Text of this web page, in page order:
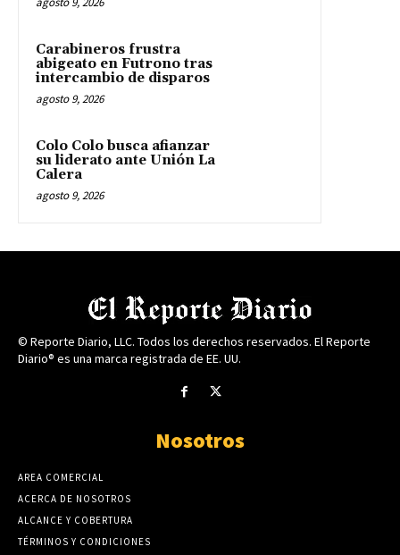
Carabineros frustra
abigeato en Futrono tras
intercambio de disparos
agosto 9, 2026
Colo Colo busca afianzar
su liderato ante Unión La
Calera
agosto 9, 2026
© Reporte Diario, LLC. Todos los derechos reservados. El Reporte
Diario® es una marca registrada de EE. UU.
Nosotros
AREA COMERCIAL
ACERCA DE NOSOTROS
ALCANCE Y COBERTURA
TÉRMINOS Y CONDICIONES